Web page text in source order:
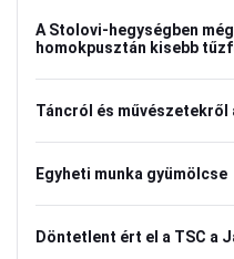
A Stolovi-hegységben
homokpusztán kisebb
Táncról és
Egyheti munka gyümölcse
Döntetlent ért el a TSC a